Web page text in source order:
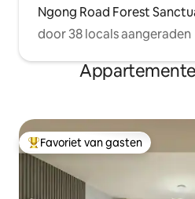
Ngong Road Forest
door 38 locals aangeraden
Topfavoriet van gasten
Favoriet van gasten